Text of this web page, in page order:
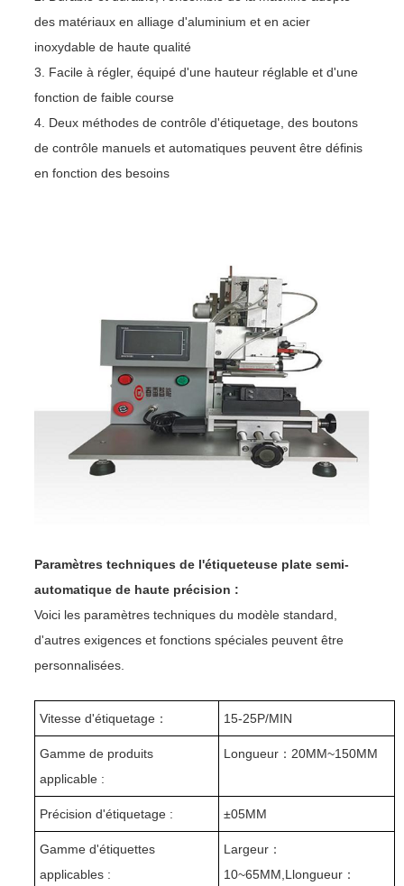
des matériaux en alliage d'aluminium et en acier
inoxydable de haute qualité
3. Facile à régler, équipé d'une hauteur réglable et d'une
fonction de faible course
4. Deux méthodes de contrôle d'étiquetage, des boutons
de contrôle manuels et automatiques peuvent être définis
en fonction des besoins
Paramètres techniques de l'étiqueteuse plate semi-
automatique de haute précision :
Voici les paramètres techniques du modèle standard,
d'autres exigences et fonctions spéciales peuvent être
personnalisées.
Vitesse d'étiquetage： 15-25P/MIN
Gamme de produits
applicable :
Longueur： 20MM~150MM
Précision d'étiquetage : ±05MM
Gamme d'étiquettes
applicables :
Largeur：
10~65MM, L longueur：